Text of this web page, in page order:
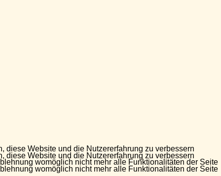
diese Website und die Nutzererfahrung zu verbessern
womöglich nicht mehr alle Funktionalitäten der Seite
diese Website und die Nutzererfahrung zu verbessern
womöglich nicht mehr alle Funktionalitäten der Seite